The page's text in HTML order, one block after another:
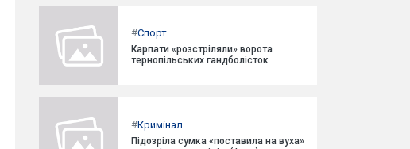
#Спорт
Карпати «розстріляли» ворота
тернопільських гандболісток
#Кримінал
Підозріла сумка «поставила на вуха»